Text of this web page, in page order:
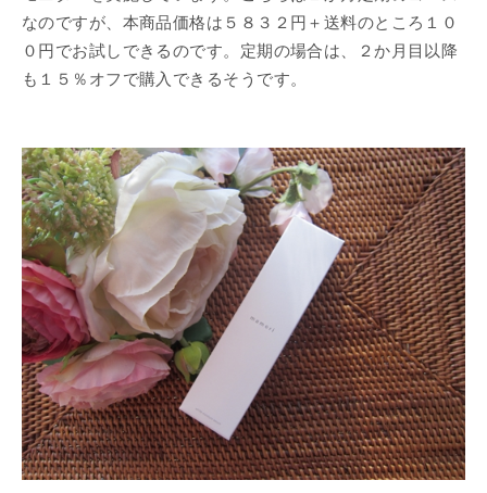
なのですが、本商品価格は５８３２円＋送料のところ１０
０円でお試しできるのです。定期の場合は、２か月目以降
も１５％オフで購入できるそうです。